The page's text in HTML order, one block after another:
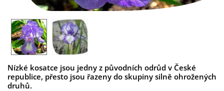
Nízké kosatce jsou jedny z původních odrůd v České
republice, přesto jsou řazeny do skupiny silně ohrožených
druhů.